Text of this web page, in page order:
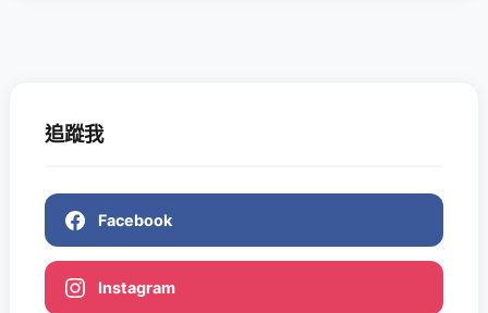
追蹤我
Facebook
Instagram